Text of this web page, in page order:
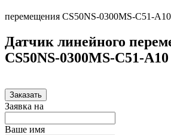
перемещения CS50NS-0300MS-C51-A10
Датчик линейного
CS50NS-0300MS-C51-A10
Заказать
Заявка на
Ваше имя